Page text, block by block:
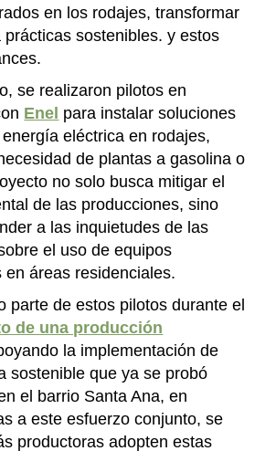
en los rodajes, transformar
prácticas sostenibles. y estos
se realizaron pilotos en
Enel para instalar soluciones
eléctrica en rodajes,
de plantas a gasolina o
no solo busca mitigar el
de las producciones, sino
a las inquietudes de las
el uso de equipos
en áreas residenciales.
parte de estos pilotos durante el
de una producción
la implementación de
sostenible que ya se probó
el barrio Santa Ana, en
a este esfuerzo conjunto, se
productoras adopten estas